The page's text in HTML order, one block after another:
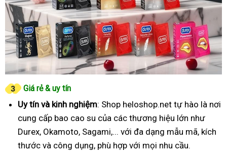
Giá rẻ & uy tín
Uy tín và kinh nghiệm: Shop heloshop.net tự hào là nơi
cung cấp bao cao su của các thương hiệu lớn như
Durex, Okamoto, Sagami,... với đa dạng mẫu mã, kích
thước và công dụng, phù hợp với mọi nhu cầu.